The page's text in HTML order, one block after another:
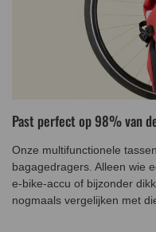
Past perfect op 98% van
Onze multifunctionele
bagagedragers. Alleen wie
e-bike-accu of bijzonder
nogmaals vergelijken met